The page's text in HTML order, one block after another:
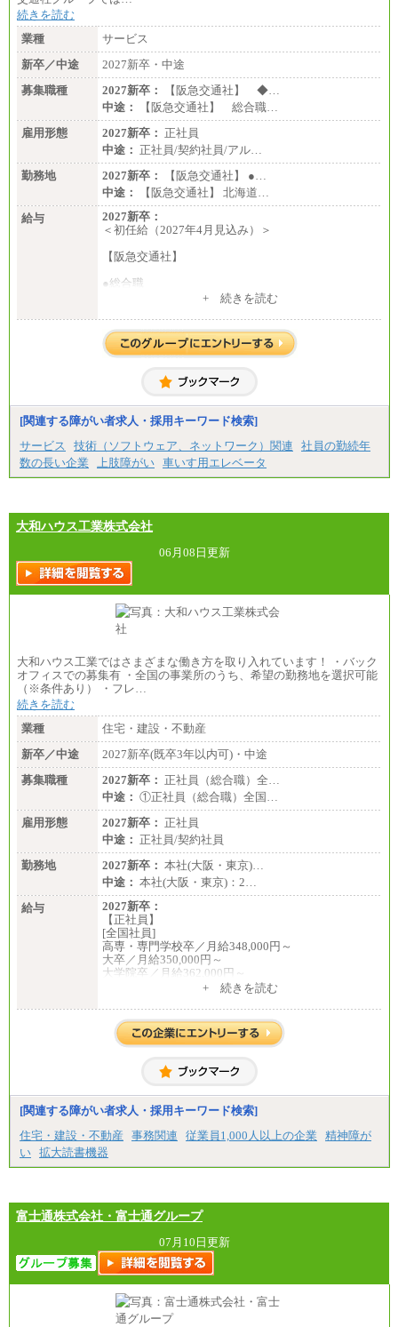
続きを読む
業種
サービス
新卒／中途
2027新卒・中途
募集職種
2027新卒：
【阪急交通社】 ◆…
中途：
【阪急交通社】 総合職…
雇用形態
2027新卒： 正社員
中途： 正社員/契約社員/アル…
勤務地
2027新卒：
【阪急交通社】 ●…
中途：
【阪急交通社】 北海道…
給与
2027新卒：
＜初任給（2027年4月見込み）＞
【阪急交通社】
●総合職
(※3)、239,000円(※4)、237,000円（※5）
・専門・短大卒
(※3)、218,500円(※4)、216,500円（※5）
※1…東京都、埼玉県、千葉県、神奈川県
※2…大阪府、京都府、兵庫県、滋賀県
※3…愛知県、静岡県
※4…北海道、宮城県、栃木県、群馬県、長野県、新
潟県、富山県、石川県、岡山県、広島県、山口県、
香川県、福岡県
県、福島県、山形県
・月給には一律地域手当を含んだ金額を表示
（一律地域手当：※1…36,000円、※2…33,000円、
※3…28,000円、※4…25,000円、※5…23,000円）
・試用期間中も給与変更なし
●基幹職（地域限定社員）
・大学・院卒／月給185,000 円～219,000 円 ※勤務地
により異なる。
〈大阪・兵庫〉209,000 円
〈愛知〉194,500 円 〈福岡〉1
85,000 円
地により異なる。
〈東京・神奈川〉210,000 円
〈大阪・兵庫〉200,000 円
〈愛知〉194,500 円 〈福
岡〉185,000円
※基本給のみ（地域手当なし）
※試用期間中も給与変更なし
中途：
【阪急交通社】
◆正社員/総合職
月給250,000円～(※1)、247,000円～(※2)、242,000円
～(※3)、239,000円～(※4)、237,000円～（※5）
・月給は一律地域手当を含んだ金額を表示
（※1…36,000円、※2…33,000円、※3…28,000円、
※4…25,000円、※5…23,000円）
・試用期間中も給与変更なし
◆正社員/基幹職
〈東京・神奈川〉月給219,000 円～ 〈大阪・兵庫〉
・一律地域手当なし
・試用期間中も給与変更なし
月給187,500円～(※1)、184,000円～(※2)、180,500円
※1…東京都、埼玉県、千葉県、神奈川県
※3…愛知県、静岡県
※4…北海道、宮城県、栃木県、群馬県、長野県、新
潟県、富山県、石川県、岡山県、広島県、山口県、
分県、長崎県、熊本県、宮崎県、鹿児島県、沖縄
県、福島県、山形県
◆パート・アルバイト
時給制：最低時給額 1,050円～ ※勤務地により異な
る。
【エアサーブ】
月給223,000円～
・試用期間中も給与変更なし
+ 続きを読む
[関連する障がい者求人・採用キーワード検索]
サービス
技術（ソフトウェア、ネットワーク）関連
社員の勤続年
数の長い企業
上肢障がい 車いす用エレベータ
大和ハウス工業株式会社
06月08日更新
大和ハウス工業ではさまざまな働き方を取り入れています！ ・バック
オフィスでの募集有 ・全国の事業所のうち、希望の勤務地を選択可能
（※条件あり） ・フレ…
続きを読む
業種
住宅・建設・不動産
新卒／中途
2027新卒(既卒3年以内可)・中途
募集職種
2027新卒： 正社員（総合職）全…
中途： ①正社員（総合職）全国…
雇用形態
2027新卒： 正社員
中途： 正社員/契約社員
勤務地
2027新卒： 本社(大阪・東京)…
中途： 本社(大阪・東京)：2…
給与
2027新卒：
【正社員】
[全国社員]
高専・専門学校卒／月給348,000円～
大卒／月給350,000円～
大学院卒／月給362,000円～
[地域社員]月給295,000円～
【正社員】
[全国社員]月給348,000円～
[地域社員]月給295,000円～
【契約社員】月給200,000円～
+ 続きを読む
[関連する障がい者求人・採用キーワード検索]
住宅・建設・不動産
事務関連 従業員1,000人以上の企業
精神障が
い 拡大読書機器
富士通株式会社・富士通グループ
07月10日更新